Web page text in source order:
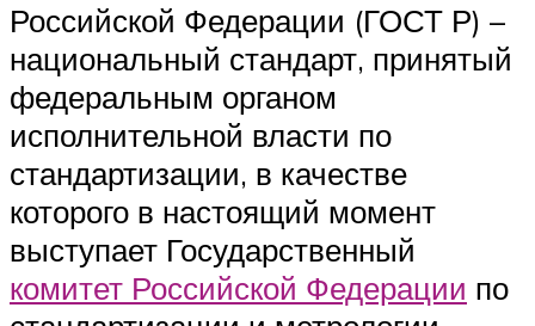
Российской Федерации (ГОСТ Р) –
национальный стандарт, принятый
федеральным органом
исполнительной власти по
стандартизации, в качестве
которого в настоящий момент
выступает Государственный
комитет Российской Федерации по